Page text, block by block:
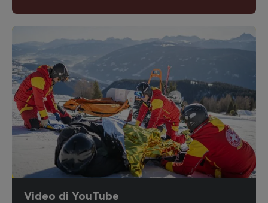
Video di YouTube